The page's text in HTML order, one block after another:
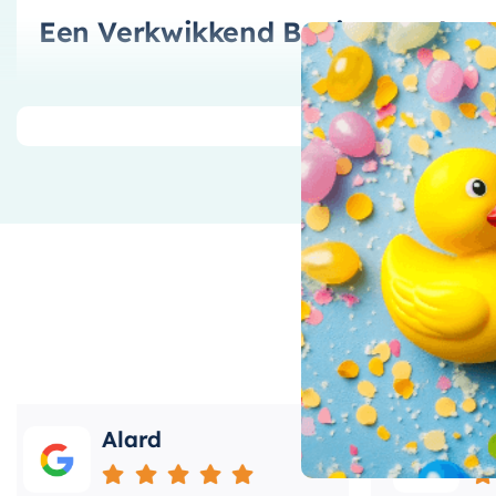
Een Verkwikkend Begin van de
Begin uw dag op de juiste manier met een
hoofddouche is ontworpen om een brede
wordt omhuld in warm water. Dit zorgt voor een
u helpt om uw dag goed te beginnen.
Het elegante ontwerp van deze hoofddouche past
is niet alleen mooi om naar te kijken,
tegen de tand des tijds. Chroom is een zeer
corrosie, waardoor het de perfecte keuze is voor
De Hotbath Mate hoofddouche is niet alleen
Het voegt een vleugje elegantie toe aan uw
Alard Roos